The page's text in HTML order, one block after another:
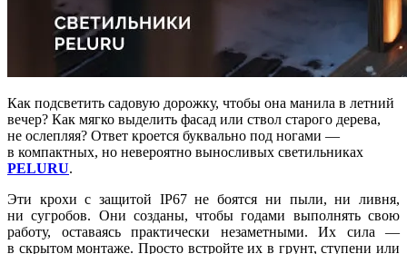
Как подсветить садовую дорожку, чтобы она манила в летний
вечер? Как мягко выделить фасад или ствол старого дерева,
не ослепляя? Ответ кроется буквально под ногами —
в компактных, но невероятно выносливых светильниках
PELURU.
Эти крохи с защитой IP67 не боятся ни пыли, ни ливня,
ни сугробов. Они созданы, чтобы годами выполнять свою
работу, оставаясь практически незаметными. Их сила —
в скрытом монтаже. Просто встройте их в грунт, ступени или